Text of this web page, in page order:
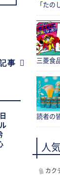
事
「た
三菱食
読者の
人
カク